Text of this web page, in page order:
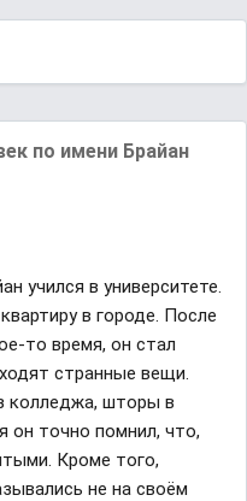
по имени Брайан
учился в университете.
в городе. После
то время, он стал
странные вещи.
колледжа, шторы в
он точно помнил, что,
Кроме того,
не на своём